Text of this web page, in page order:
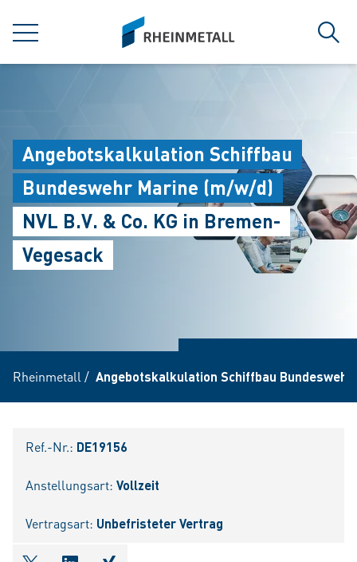
MENÜ
siteLogo
Angebotskalkulation Schiffbau
Bundeswehr Marine (m/w/d)
NVL B.V. & Co. KG in Bremen-
Vegesack
Rheinmetall / Angebotskalkulation Schiffbau Bundeswehr
Ref.-Nr.: DE19156
Anstellungsart: Vollzeit
Vertragsart: Unbefristeter Vertrag